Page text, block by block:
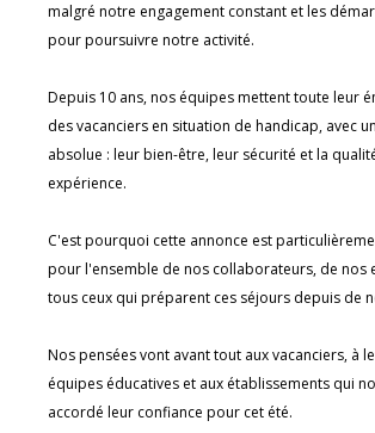
Séjours Hiver
Séjours Sur-mesure
RÉSERVATION
Réservation en ligne
ACTUALITÉS
À PROPOS
Infos pratiques
Avis vacanciers
malgré notre engagement constant et les
pour poursuivre notre activité.
Depuis 10 ans, nos équipes mettent toute leur
des vacanciers en situation de handicap, avec
absolue : leur bien-être, leur sécurité et la
expérience.
C'est pourquoi cette annonce est
pour l'ensemble de nos collaborateurs, de nos
tous ceux qui préparent ces séjours depuis de
Nos pensées vont avant tout aux vacanciers, à
équipes éducatives et aux établissements qui
accordé leur confiance pour cet été.
AGENCE DE
SPÉCIALISÉE
NOUS ORGANISONS DES
ADAPTÉES
À L'ATTENTION D'ADULTES
Voir plus